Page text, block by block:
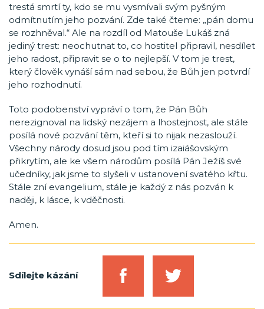
trestá smrtí ty, kdo se mu vysmívali svým pyšným
odmítnutím jeho pozvání. Zde také čteme: „pán domu
se rozhněval.“ Ale na rozdíl od Matouše Lukáš zná
jediný trest: neochutnat to, co hostitel připravil, nesdílet
jeho radost, připravit se o to nejlepší. V tom je trest,
který člověk vynáší sám nad sebou, že Bůh jen potvrdí
jeho rozhodnutí.
Toto podobenství vypráví o tom, že Pán Bůh
nerezignoval na lidský nezájem a lhostejnost, ale stále
posílá nové pozvání těm, kteří si to nijak nezaslouží.
Všechny národy dosud jsou pod tím izaiášovským
přikrytím, ale ke všem národům posílá Pán Ježíš své
učedníky, jak jsme to slyšeli v ustanovení svatého křtu.
Stále zní evangelium, stále je každý z nás pozván k
naději, k lásce, k vděčnosti.
Amen.
Sdílejte kázání